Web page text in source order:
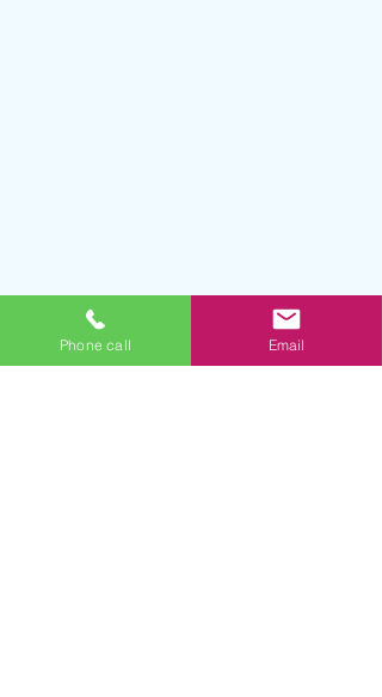
Phone call Email